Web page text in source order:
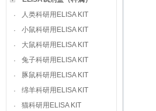
·
人类科研用ELISA KIT
·
小鼠科研用ELISA KIT
·
大鼠科研用ELISA KIT
·
兔子科研用ELISA KIT
·
豚鼠科研用ELISA KIT
·
绵羊科研用ELISA KIT
·
猫科研用ELISA KIT